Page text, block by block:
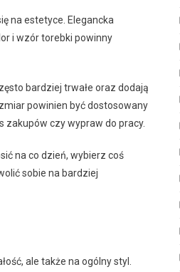
na estetyce. Elegancka
i wzór torebki powinny
bardziej trwałe oraz dodają
powinien być dostosowany
zakupów czy wypraw do pracy.
na co dzień, wybierz coś
sobie na bardziej
ale także na ogólny styl.